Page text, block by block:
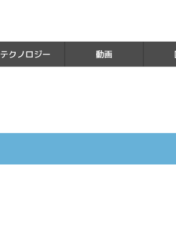
テクノロジー 動画